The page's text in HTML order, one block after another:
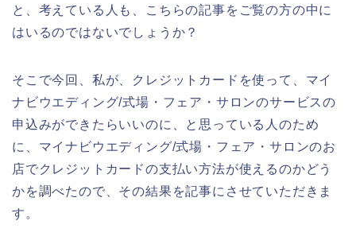
と、考えている人も、こちらの記事をご覧の方の中に
はいるのではないでしょうか？
そこで今回、私が、クレジットカードを使って、マイ
ナビウエディング/式場・フェア・サロンのサービスの
申込みができたらいいのに、と思っている人のため
に、マイナビウエディング/式場・フェア・サロンのお
店でクレジットカードの支払い方法が使えるのかどう
かを調べたので、その結果を記事にさせていただきま
す。